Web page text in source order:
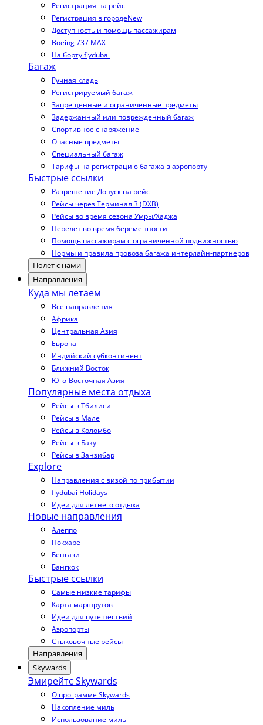
Регистрация на рейс
Регистрация в городеNew
Доступность и помощь пассажирам
Boeing 737 MAX
На борту flydubai
Багаж
Ручная кладь
Регистрируемый багаж
Запрещенные и ограниченные предметы
Задержанный или поврежденный багаж
Спортивное снаряжение
Опасные предметы
Специальный багаж
Тарифы на регистрацию багажа в аэропорту
Быстрые ссылки
Разрешение Допуск на рейс
Рейсы через Терминал 3 (DXB)
Рейсы во время сезона Умры/Хаджа
Перелет во время беременности
Помощь пассажирам с ограниченной подвижностью
Нормы и правила провоза багажа интерлайн-партнеров
Полет с нами
Направления
Куда мы летаем
Все направления
Африка
Центральная Азия
Европа
Индийский субконтинент
Ближний Восток
Юго-Восточная Азия
Популярные места отдыха
Рейсы в Тбилиси
Рейсы в Мале
Рейсы в Коломбо
Рейсы в Баку
Рейсы в Занзибар
Explore
Направления с визой по прибытии
flydubai Holidays
Идеи для летнего отдыха
Новые направления
Алеппо
Покхаре
Бенгази
Бангкок
Быстрые ссылки
Самые низкие тарифы
Карта маршрутов
Идеи для путешествий
Аэропорты
Стыковочные рейсы
Направления
Skywards
Эмирейтс Skywards
О программе Skywards
Накопление миль
Использование миль